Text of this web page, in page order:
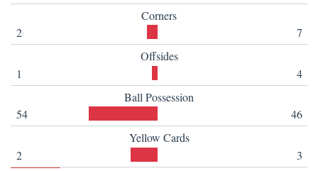
Corners
2
7
Offsides
1
4
Ball Possession
54
46
Yellow Cards
2
3